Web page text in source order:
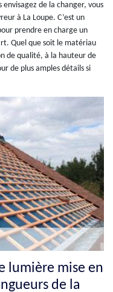
de la changer, vous
à La Loupe. C’est un
prendre en charge un
Quel que soit le matériau
de qualité, à la hauteur de
de plus amples détails si
lumière mise en
de la